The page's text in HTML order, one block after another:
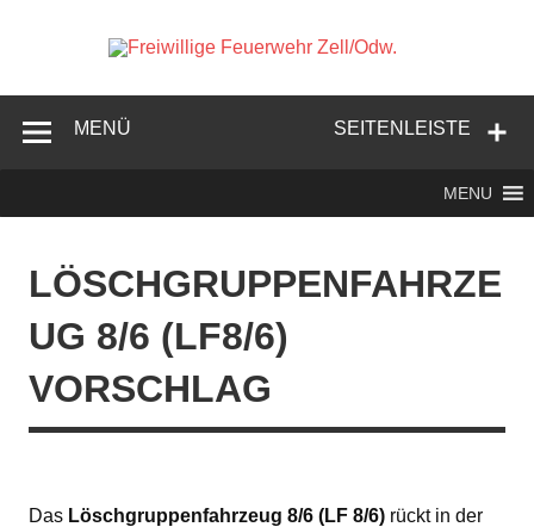
Zell/
SEITENLEISTE
MENÜ
MENU
LÖSCHGRUPPENFAHRZE
UG 8/6 (LF8/6)
VORSCHLAG
Das Löschgruppenfahrzeug 8/6 (LF 8/6) rückt in der